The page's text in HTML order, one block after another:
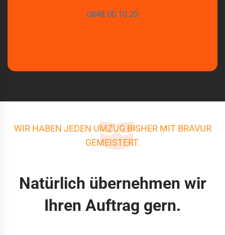
0848 00 10 20
WIR HABEN JEDEN UMZUG BISHER MIT BRAVUR
GEMEISTERT.
Natürlich übernehmen wir
Ihren Auftrag gern.